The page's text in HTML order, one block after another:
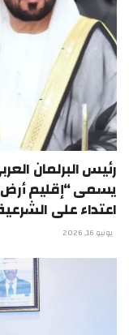
رئيس البرلمان
يسمى “إقليم
اعتداء على
يونيو 16, 2026